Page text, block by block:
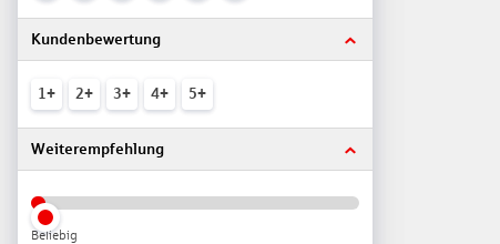
Kundenbewertung
1+ 2+ 3+ 4+ 5+
Weiterempfehlung
Beliebig